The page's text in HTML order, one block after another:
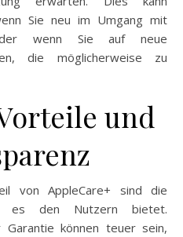
Sie neu im Umgang mit
wenn Sie auf neue
die möglicherweise zu
und
von AppleCare+ sind die
es den Nutzern bietet.
Garantie können teuer sein,